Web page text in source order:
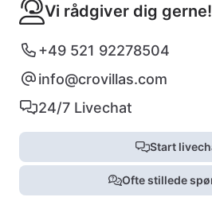
Vi rådgiver dig gerne!
+49 521 92278504
info@crovillas.com
24/7 Livechat
Start
Ofte stillede